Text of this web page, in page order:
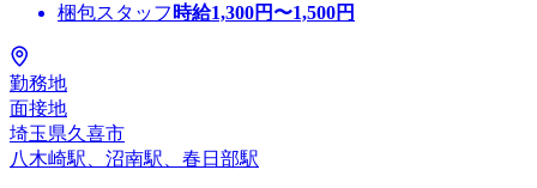
梱包スタッフ 時給1,300円〜1,500円
勤務地
面接地
埼玉県久喜市
八木崎駅、沼南駅、春日部駅